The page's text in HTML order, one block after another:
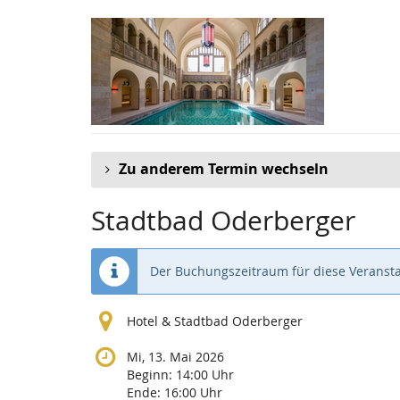
Zu anderem Termin wechseln
Stadtbad Oderberger
Der Buchungszeitraum für diese
Hotel & Stadtbad Oderberger
Mi, 13. Mai 2026
Beginn: 14:00 Uhr
Ende: 16:00 Uhr